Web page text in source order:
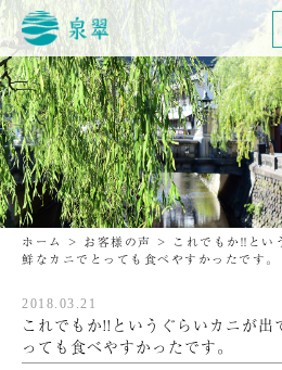
ホーム > お客様の声 > これでもか!!とい
鮮なカニでとっても食べやすかったです。
2018.03.21
これでもか!!というぐらいカニが出
っても食べやすかったです。